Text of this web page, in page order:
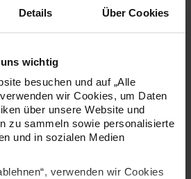
Details Über Cookies
wichtig
besuchen und auf „Alle
wir Cookies, um Daten
über unsere Website und
zu sammeln sowie personalisierte
und in sozialen Medien
verwenden wir Cookies
Die Wachsplatten lassen sich
um gleichmäßige Motive zu
erfolgt einfach durch
umfasst fünf Wachsplatten
von Kerzen geeignet